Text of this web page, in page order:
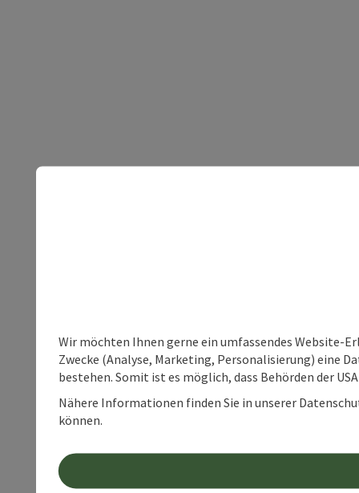
Wir möchten Ihnen gerne ein umfassendes Website-
Zwecke (Analyse, Marketing, Personalisierung) eine
bestehen. Somit ist es möglich, dass Behörden der
Nähere Informationen finden Sie in unserer
können.